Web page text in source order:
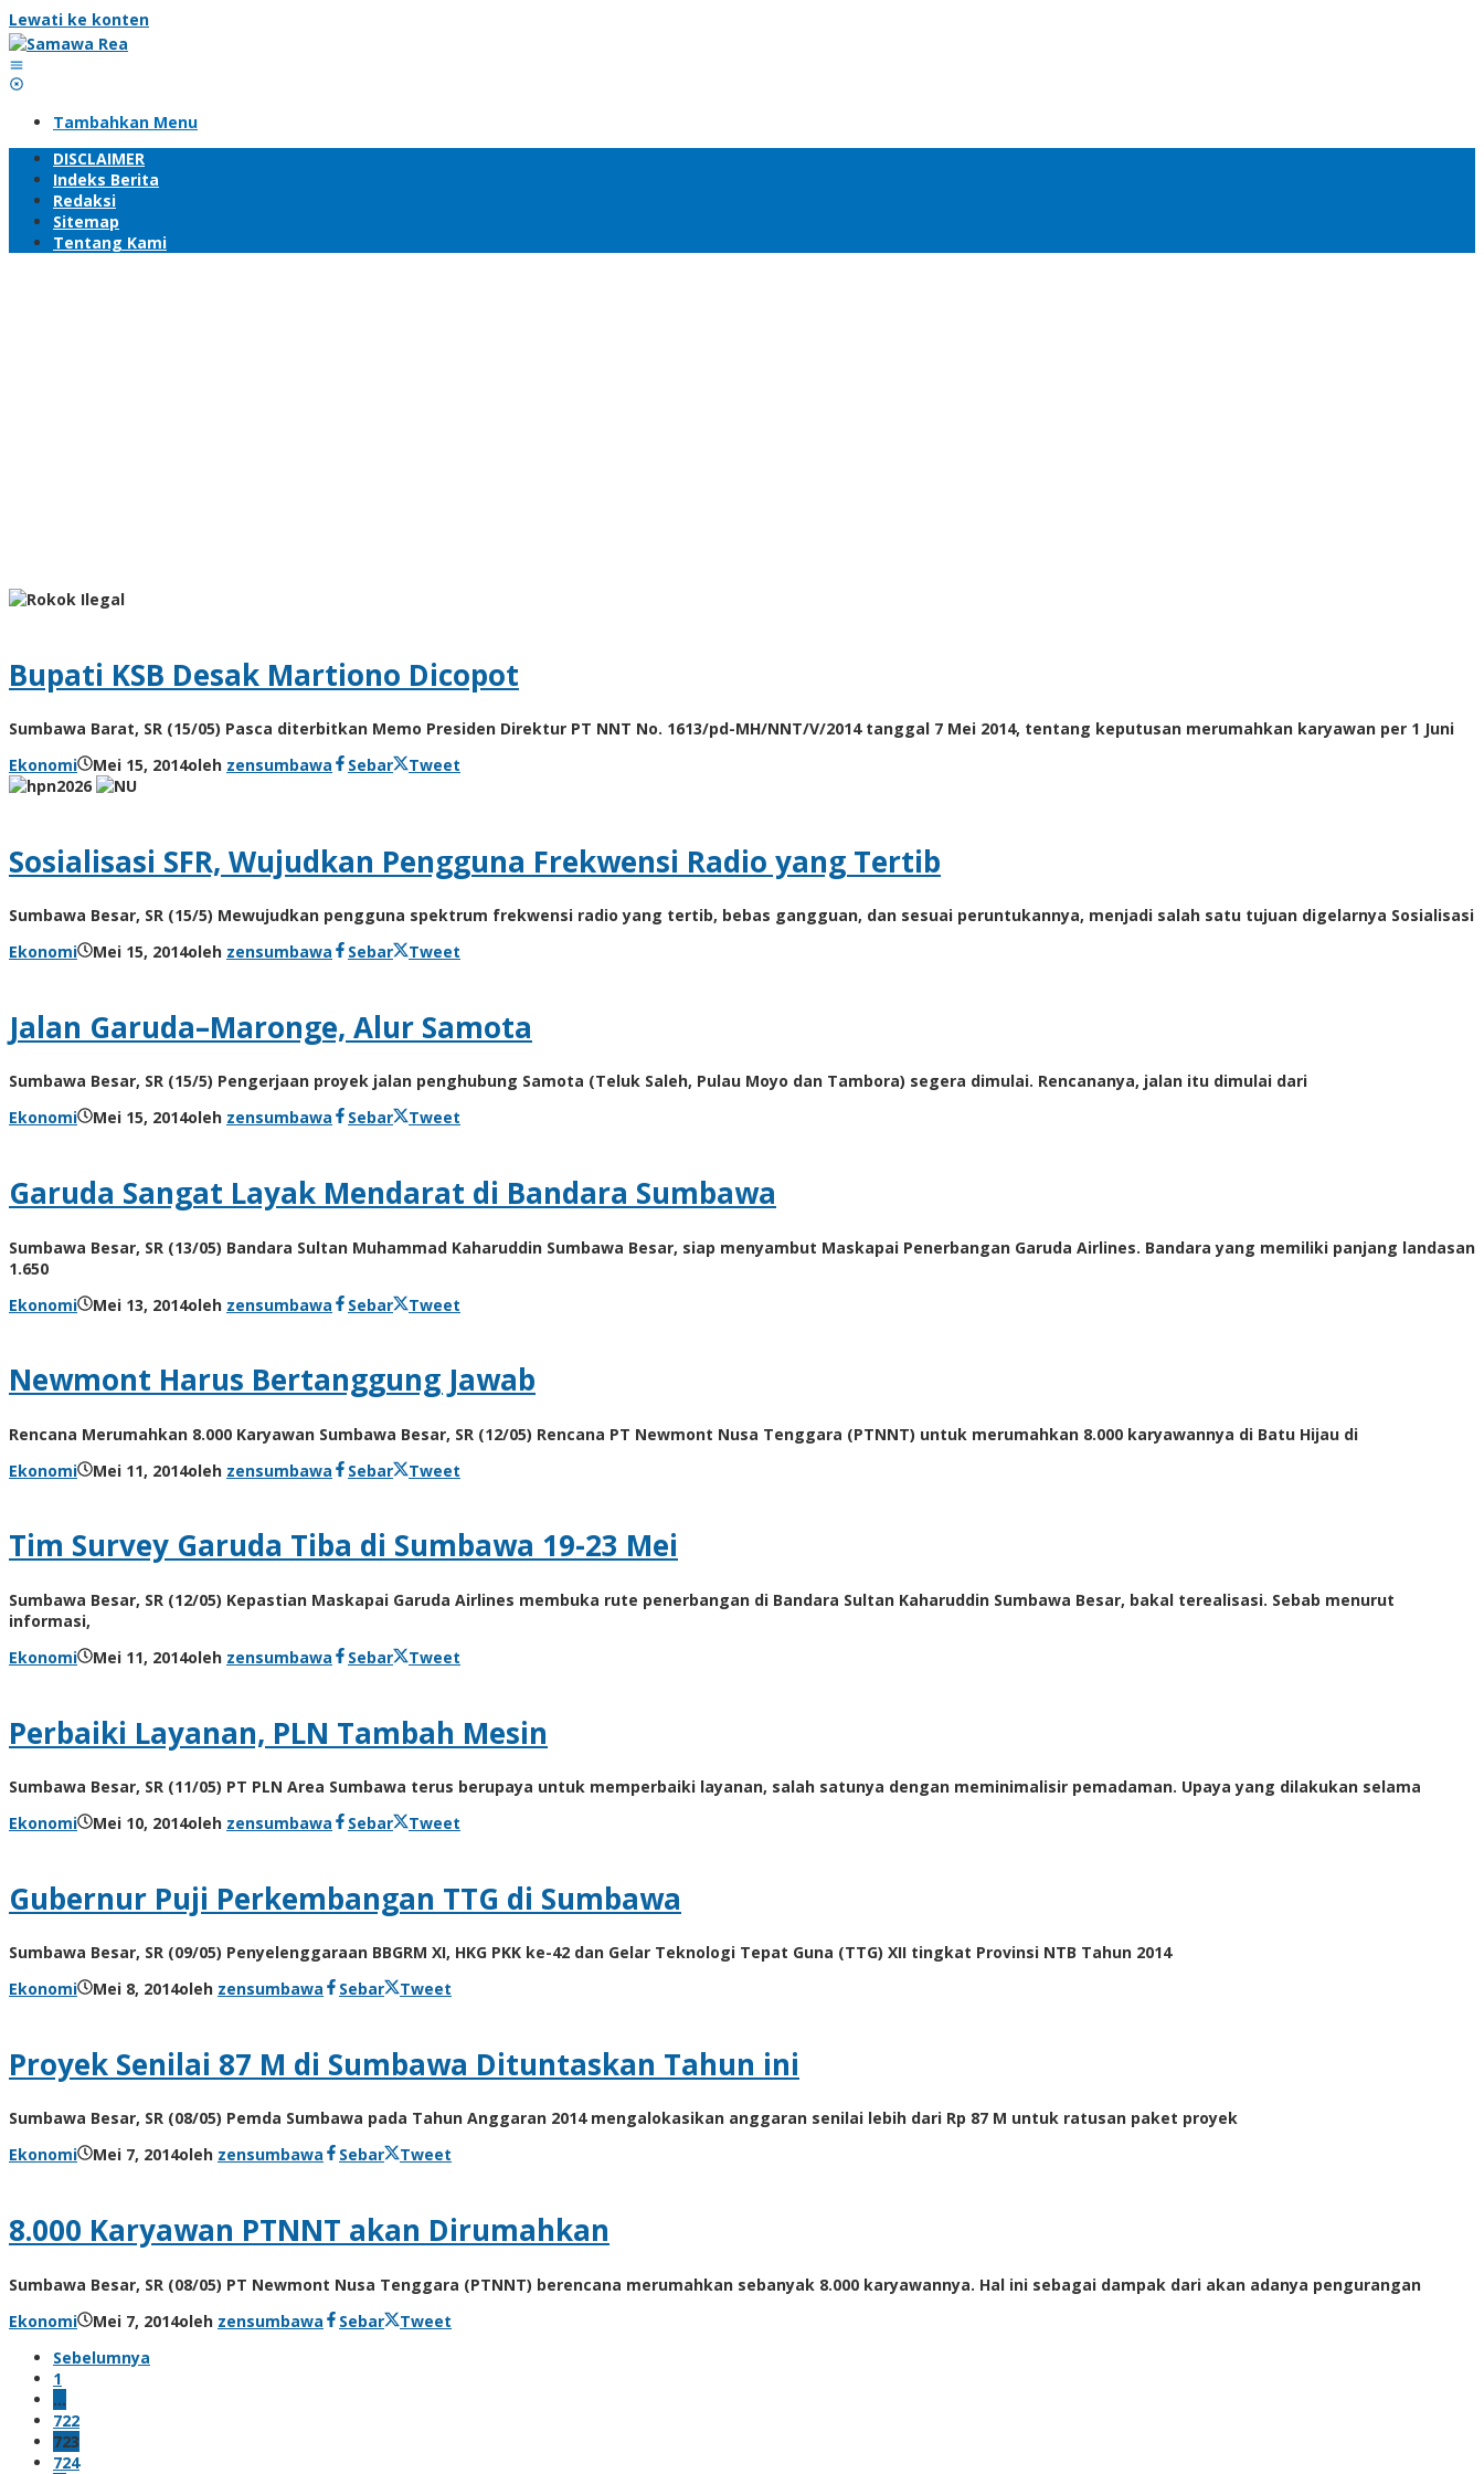
Lewati ke konten
Tambahkan Menu
DISCLAIMER
Indeks Berita
Redaksi
Sitemap
Tentang Kami
Bupati KSB Desak Martiono Dicopot
Sumbawa Barat, SR (15/05) Pasca diterbitkan Memo Presiden Direktur PT NNT No. 1613/pd-MH/NNT/V/2014 tanggal 7 Mei 2014, tentang keputusan merumahkan karyawan per 1 Juni
Ekonomi
Mei 15, 2014oleh zensumbawa Sebar Tweet
Sosialisasi SFR, Wujudkan Pengguna Frekwensi Radio yang Tertib
Sumbawa Besar, SR (15/5) Mewujudkan pengguna spektrum frekwensi radio yang tertib, bebas gangguan, dan sesuai peruntukannya, menjadi salah satu tujuan digelarnya Sosialisasi
Ekonomi
Mei 15, 2014oleh zensumbawa Sebar Tweet
Jalan Garuda–Maronge, Alur Samota
Sumbawa Besar, SR (15/5) Pengerjaan proyek jalan penghubung Samota (Teluk Saleh, Pulau Moyo dan Tambora) segera dimulai. Rencananya, jalan itu dimulai dari
Ekonomi
Mei 15, 2014oleh zensumbawa Sebar Tweet
Garuda Sangat Layak Mendarat di Bandara Sumbawa
Sumbawa Besar, SR (13/05) Bandara Sultan Muhammad Kaharuddin Sumbawa Besar, siap menyambut Maskapai Penerbangan Garuda Airlines. Bandara yang memiliki panjang landasan
1.650
Ekonomi
Mei 13, 2014oleh zensumbawa Sebar Tweet
Newmont Harus Bertanggung Jawab
Rencana Merumahkan 8.000 Karyawan Sumbawa Besar, SR (12/05) Rencana PT Newmont Nusa Tenggara (PTNNT) untuk merumahkan 8.000 karyawannya di Batu Hijau di
Ekonomi
Mei 11, 2014oleh zensumbawa Sebar Tweet
Tim Survey Garuda Tiba di Sumbawa 19-23 Mei
Sumbawa Besar, SR (12/05) Kepastian Maskapai Garuda Airlines membuka rute penerbangan di Bandara Sultan Kaharuddin Sumbawa Besar, bakal terealisasi. Sebab menurut
informasi,
Ekonomi
Mei 11, 2014oleh zensumbawa Sebar Tweet
Perbaiki Layanan, PLN Tambah Mesin
Sumbawa Besar, SR (11/05) PT PLN Area Sumbawa terus berupaya untuk memperbaiki layanan, salah satunya dengan meminimalisir pemadaman. Upaya yang dilakukan selama
Ekonomi
Mei 10, 2014oleh zensumbawa Sebar Tweet
Gubernur Puji Perkembangan TTG di Sumbawa
Sumbawa Besar, SR (09/05) Penyelenggaraan BBGRM XI, HKG PKK ke-42 dan Gelar Teknologi Tepat Guna (TTG) XII tingkat Provinsi NTB Tahun 2014
Ekonomi
Mei 8, 2014oleh zensumbawa Sebar Tweet
Proyek Senilai 87 M di Sumbawa Dituntaskan Tahun ini
Sumbawa Besar, SR (08/05) Pemda Sumbawa pada Tahun Anggaran 2014 mengalokasikan anggaran senilai lebih dari Rp 87 M untuk ratusan paket proyek
Ekonomi
Mei 7, 2014oleh zensumbawa Sebar Tweet
8.000 Karyawan PTNNT akan Dirumahkan
Sumbawa Besar, SR (08/05) PT Newmont Nusa Tenggara (PTNNT) berencana merumahkan sebanyak 8.000 karyawannya. Hal ini sebagai dampak dari akan adanya pengurangan
Ekonomi
Mei 7, 2014oleh zensumbawa Sebar
Tweet
Sebelumnya
1
…
722
723
724